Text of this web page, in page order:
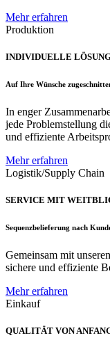
Mehr erfahren
Produktion
INDIVIDUELLE
Auf Ihre Wünsche
In enger
jede Problemstellung
und effiziente
Mehr erfahren
Logistik/Supply Chain
SERVICE MIT
Sequenzbelieferung nach
Gemeinsam mit
sichere und effiziente
Mehr erfahren
Einkauf
QUALITÄT VON